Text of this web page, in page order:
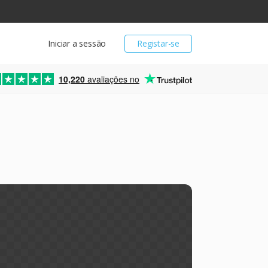
Registar-se
Iniciar a sessão
10,220 avaliações no